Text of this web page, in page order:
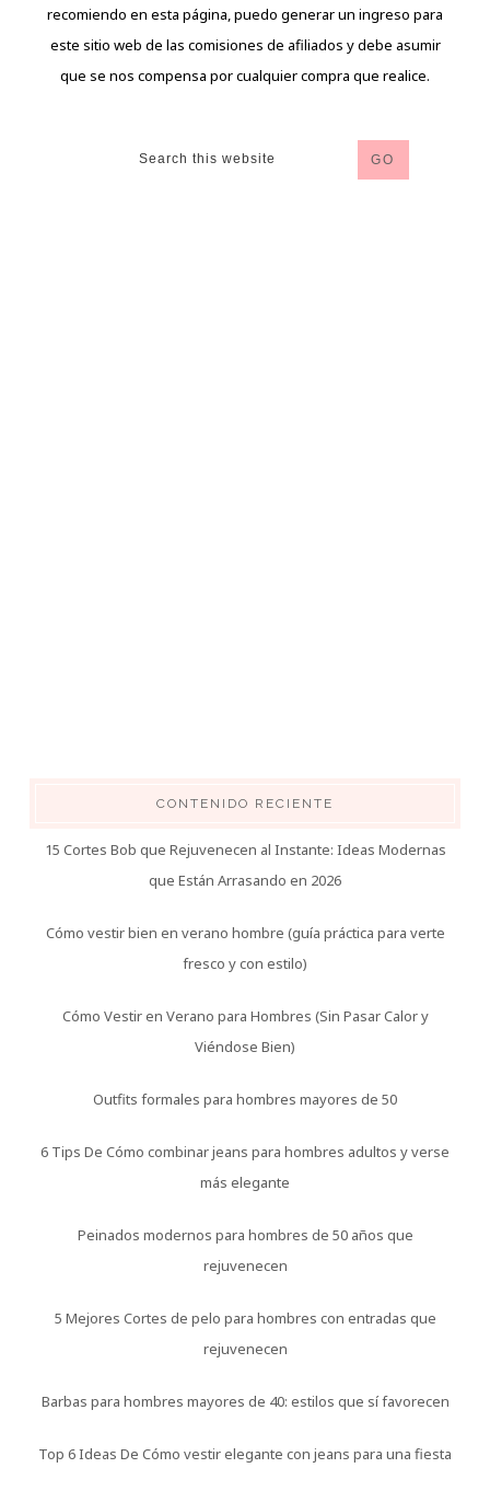
recomiendo en esta página, puedo generar un ingreso para
este sitio web de las comisiones de afiliados y debe asumir
que se nos compensa por cualquier compra que realice.
CONTENIDO RECIENTE
15 Cortes Bob que Rejuvenecen al Instante: Ideas Modernas
que Están Arrasando en 2026
Cómo vestir bien en verano hombre (guía práctica para verte
fresco y con estilo)
Cómo Vestir en Verano para Hombres (Sin Pasar Calor y
Viéndose Bien)
Outfits formales para hombres mayores de 50
6 Tips De Cómo combinar jeans para hombres adultos y verse
más elegante
Peinados modernos para hombres de 50 años que
rejuvenecen
5 Mejores Cortes de pelo para hombres con entradas que
rejuvenecen
Barbas para hombres mayores de 40: estilos que sí favorecen
Top 6 Ideas De Cómo vestir elegante con jeans para una fiesta